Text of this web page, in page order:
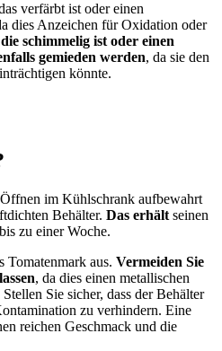
verfärbt ist oder einen
dies Anzeichen für Oxidation oder
schimmelig ist oder einen
gemieden werden, da sie den
könnte.
im Kühlschrank aufbewahrt
Behälter. Das erhält seinen
zu einer Woche.
aus. Vermeiden Sie
, da dies einen metallischen
Sie sicher, dass der Behälter
zu verhindern. Eine
reichen Geschmack und die